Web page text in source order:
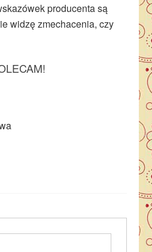
producenta są
widzę zmechacenia, czy